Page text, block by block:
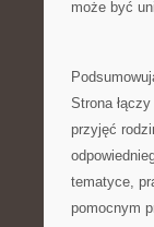
może być
Strona
przyjęć
tematyce,
pomocnym